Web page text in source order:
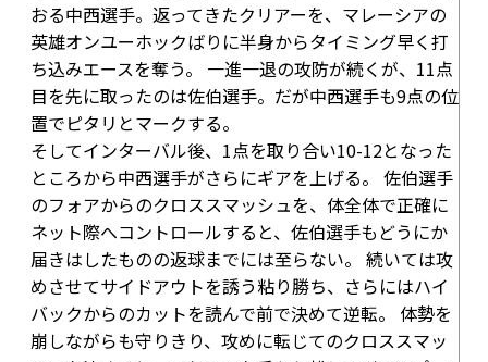
おる中西選手。返ってきたクリアーを、マレーシアの
英雄オンユーホックばりに半身からタイミング早く打
ち込みエースを奪う。 一進一退の攻防が続くが、11点
目を先に取ったのは佐伯選手。だが中西選手も9点の位
置でピタリとマークする。
そしてインターバル後、1点を取り合い10-12となった
ところから中西選手がさらにギアを上げる。 佐伯選手
のフォアからのクロススマッシュを、体全体で正確に
ネット際へコントロールすると、佐伯選手もどうにか
届きはしたものの返球までには至らない。 続いては攻
めさせてサイドアウトを誘う粘り勝ち、さらにはハイ
バックからのカットを読んで前で決めて逆転。 体勢を
崩しながらも守りきり、攻めに転じてのクロススマッ